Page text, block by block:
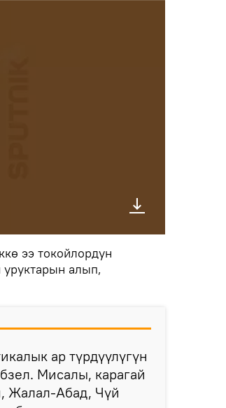
ээ токойлордун
уруктарын алып,
ар түрдүүлүгүн
Мисалы, карагай
Жалал-Абад, Чүй